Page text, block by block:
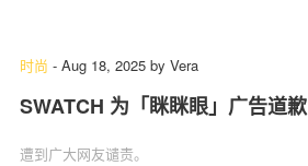
时尚 - Aug 18, 2025 by Vera
SWATCH 为「眯眯眼」广告道歉
遭到广大网友谴责。